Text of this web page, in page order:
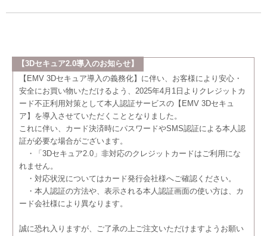
【3Dセキュア2.0導入のお知らせ】
【EMV 3Dセキュア導入の義務化】に伴い、お客様により安心・
安全にお買い物いただけるよう、2025年4月1日よりクレジットカ
ード不正利用対策として本人認証サービスの【EMV 3Dセキュ
ア】を導入させていただくこととなりました。
これに伴い、カード決済時にパスワードやSMS認証による本人認
証が必要な場合がございます。
・「3Dセキュア2.0」非対応のクレジットカードはご利用にな
れません。
・対応状況についてはカード発行会社様へご確認ください。
・本人認証の方法や、表示される本人認証画面の使い方は、カ
ード会社様により異なります。
誠に恐れ入りますが、ご了承の上ご注文いただけますようお願い